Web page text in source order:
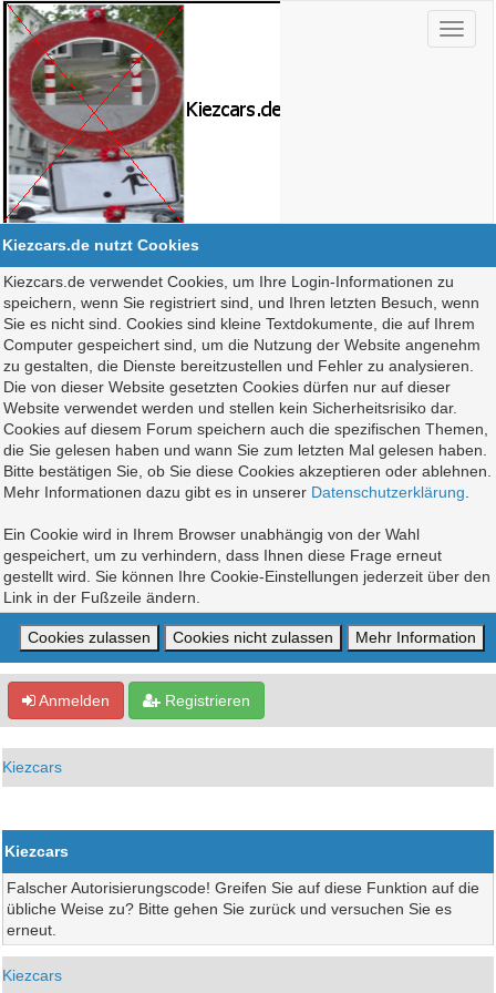
Kiezcars.de nutzt Cookies
Kiezcars.de verwendet Cookies, um Ihre Login-Informationen zu
speichern, wenn Sie registriert sind, und Ihren letzten Besuch, wenn
Sie es nicht sind. Cookies sind kleine Textdokumente, die auf Ihrem
Computer gespeichert sind, um die Nutzung der Website angenehm
zu gestalten, die Dienste bereitzustellen und Fehler zu analysieren.
Die von dieser Website gesetzten Cookies dürfen nur auf dieser
Website verwendet werden und stellen kein Sicherheitsrisiko dar.
Cookies auf diesem Forum speichern auch die spezifischen Themen,
die Sie gelesen haben und wann Sie zum letzten Mal gelesen haben.
Bitte bestätigen Sie, ob Sie diese Cookies akzeptieren oder ablehnen.
Mehr Informationen dazu gibt es in unserer Datenschutzerklärung
Ein Cookie wird in Ihrem Browser unabhängig von der Wahl
gespeichert, um zu verhindern, dass Ihnen diese Frage erneut
gestellt wird. Sie können Ihre Cookie-Einstellungen jederzeit über den
Link in der Fußzeile ändern.
Anmelden Registrieren
Kiezcars
Kiezcars
Falscher Autorisierungscode! Greifen Sie auf diese Funktion auf die
übliche Weise zu? Bitte gehen Sie zurück und versuchen Sie es
erneut.
Kiezcars